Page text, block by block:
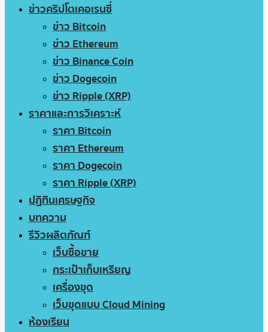
ข่าวคริปโตเคอเรนซี่
ข่าว Bitcoin
ข่าว Ethereum
ข่าว Binance Coin
ข่าว Dogecoin
ข่าว Ripple (XRP)
ราคาและการวิเคราะห์
ราคา Bitcoin
ราคา Ethereum
ราคา Dogecoin
ราคา Ripple (XRP)
ปฏิทินเศรษฐกิจ
บทความ
รีวิวผลิตภัณฑ์
เว็บซื้อขาย
กระเป๋าเก็บเหรียญ
เครื่องขุด
เว็บขุดแบบ Cloud Mining
ห้องเรียน